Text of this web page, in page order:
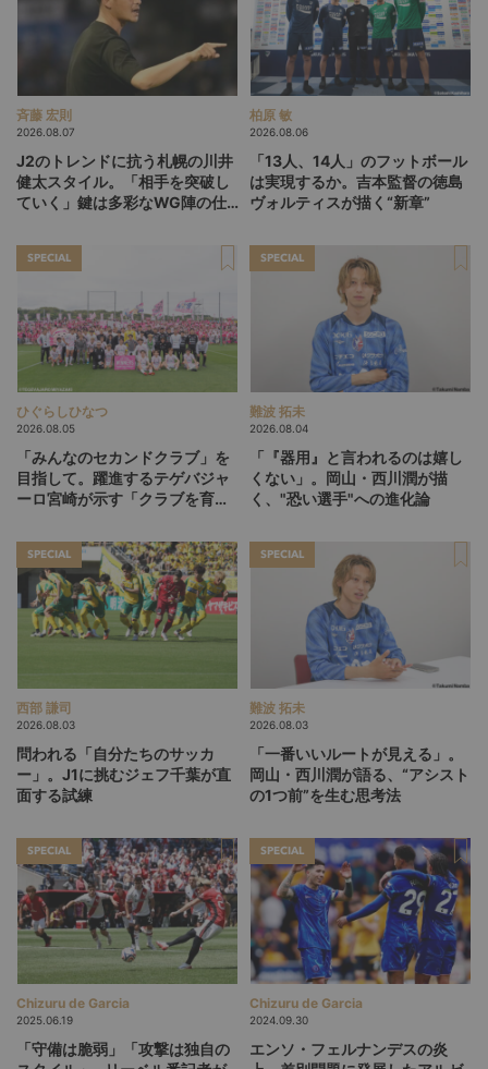
斉藤 宏則
2026.08.07
J2のトレンドに抗う札幌の川井
健太スタイル。「相手を突破し
ていく」鍵は多彩なWG陣の仕
柏原 敏
2026.08.06
「13人、14人」のフットボール
は実現するか。吉本監督の徳島
ヴォルティスが描く“新章”
SPECIAL
ひぐらしひなつ
2026.08.05
「みんなのセカンドクラブ」を
目指して。躍進するテゲバジャ
ーロ宮崎が示す「クラブを育て
SPECIAL
難波 拓未
2026.08.04
「『器用』と言われるのは嬉し
くない」。岡山・西川潤が描
く、"恐い選手"への進化論
SPECIAL
西部 謙司
2026.08.03
問われる「自分たちのサッカ
ー」。J1に挑むジェフ千葉が直
面する試練
SPECIAL
難波 拓未
2026.08.03
「一番いいルートが見える」。
岡山・西川潤が語る、“アシスト
の1つ前”を生む思考法
SPECIAL
Chizuru de Garcia
2025.06.19
「守備は脆弱」「攻撃は独自の
SPECIAL
Chizuru de Garcia
2024.09.30
エンソ・フェルナンデスの炎